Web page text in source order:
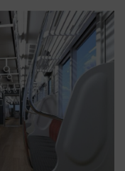
覚まし時計など通販・販
とめ